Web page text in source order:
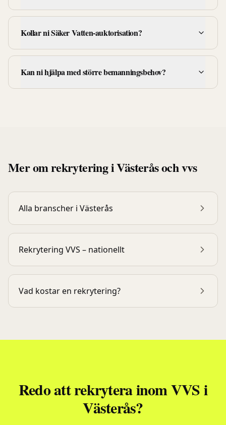
Kollar ni Säker Vatten-auktorisation?
Kan ni hjälpa med större bemanningsbehov?
Mer om rekrytering iVästeråsochvvs
Alla branscher i Västerås
Rekrytering VVS – nationellt
Vad kostar en rekrytering?
Redo att rekrytera inomVVSi
Västerås?